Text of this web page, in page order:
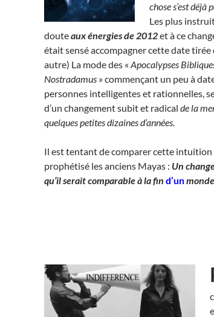
chose s’est déjà
Les plus
douteaux énergies de 2012et à ce
était sensé accompagner cette date
autre) La mode des « Apocalypses
Nostradamus » commençant un peu à
personnes intelligentes et rationnelles,
d’un changement subit et radical de la
quelques petites dizaines d’années.
Il est tentant de comparer cette intuition
prophétisé les anciens Mayas : Un
qu’il serait comparable à la fin d’unmonde